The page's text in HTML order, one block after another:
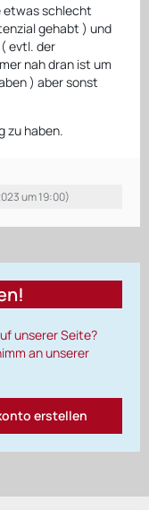
etwas schlecht
gehabt ) und
evtl. der
nah dran ist um
) aber sonst
zu haben.
um 19:00)
unserer Seite?
an unserer
erstellen